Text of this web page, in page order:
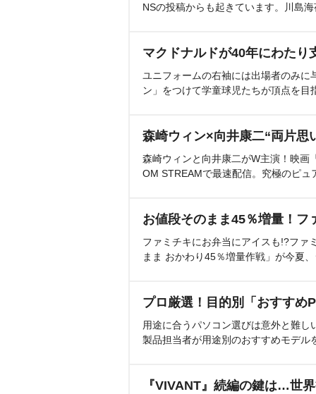
NSの投稿からも起きています。川島
マクドナルドが40年にわたり
ユニフォームの右袖には出場者のみ
ン」をつけて学童球児たちが頂点を目
森崎ウィン×向井康二“両片思
森崎ウィンと向井康二がW主演！映画
OM STREAMで最速配信。究極のピュ
お値段そのまま45％増量！フ
ファミチキにお弁当にアイスも!?ファ
まま おかわり45％増量作戦」が今夏
プロ厳選！目的別「おすすめ
用途に合うパソコン選びは意外と難
製品担当者が用途別のおすすめモデル
『VIVANT』続編の鍵は…世